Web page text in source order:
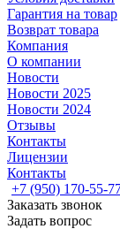
Гарантия на товар
Возврат товара
Компания
О компании
Новости
Новости 2025
Новости 2024
Отзывы
Контакты
Лицензии
Контакты
+7 (950) 170-55-
Заказать звонок
Задать вопрос